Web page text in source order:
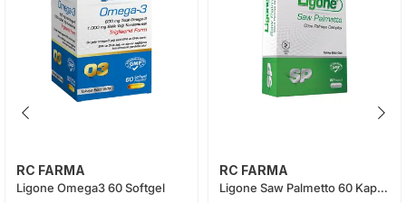
RC FARMA
Ligone Omega3 60 Softgel
RC FARMA
Ligone Saw Palmetto 60 Kapsül